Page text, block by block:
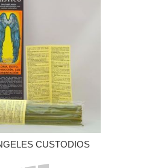
CUSTODIOS